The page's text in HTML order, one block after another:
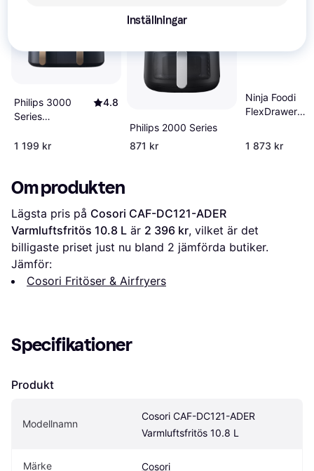
Philips 3000
Series
4.8
1 199 kr
Philips 2000 Series
871 kr
Ninja Foodi
FlexDrawer
1 873 kr
Om produkten
Lägsta pris på Cosori CAF-DC121-ADER
Varmluftsfritös 10.8 L är 2 396 kr, vilket är det
billigaste priset just nu bland 2 jämförda butiker.
Jämför:
Cosori Fritöser & Airfryers
Specifikationer
Produkt
Modellnamn
Cosori CAF-DC121-ADER
Varmluftsfritös 10.8 L
Märke Cosori
Inställningar